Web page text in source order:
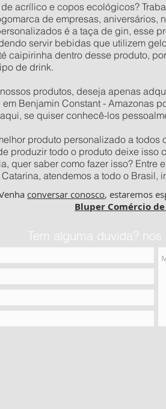
acrílico e copos ecológicos?
de empresas, aniversários,
é a taça de gin, esse
servir bebidas que utilizem
caipirinha dentro desse produto,
de drink.
produtos, deseja apenas
Benjamin Constant - Amazonas
se quiser conhecê-los
produto personalizado a
produzir todo o produto deixe isso
quer saber como fazer isso?
atendemos a todo o Brasil,
conversar conosco, estaremos
Bluper Comércio
Tem alguma duvida?